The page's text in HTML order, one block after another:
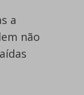
a
não